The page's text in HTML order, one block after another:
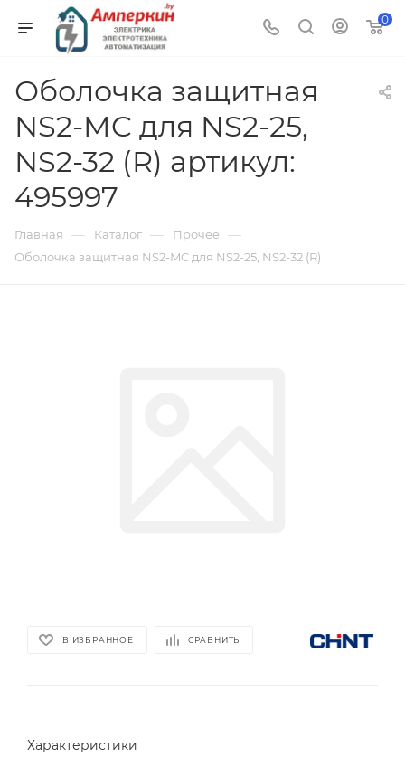
0
Оболочка защитная
NS2-MC для NS2-25,
NS2-32 (R) артикул:
495997
Главная — Каталог — Прочее —
Оболочка защитная NS2-MC для NS2-25, NS2-32 (R)
В ИЗБРАННОЕ СРАВНИТЬ
Характеристики